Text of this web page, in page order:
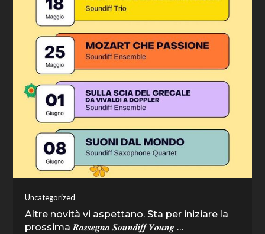
Uncategorized
Altre novità vi aspettano. Sta per iniziare la
prossima 𝑹𝒂𝒔𝒔𝒆𝒈𝒏𝒂 𝑺𝒐𝒖𝒏𝒅𝒊𝒇𝒇 𝒀𝒐𝒖𝒏𝒈 …